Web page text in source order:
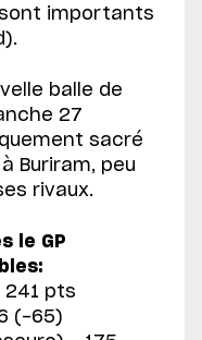
importants
balle de
27
sacré
Buriram, peu
rivaux.
le GP
241 pts
(-65)